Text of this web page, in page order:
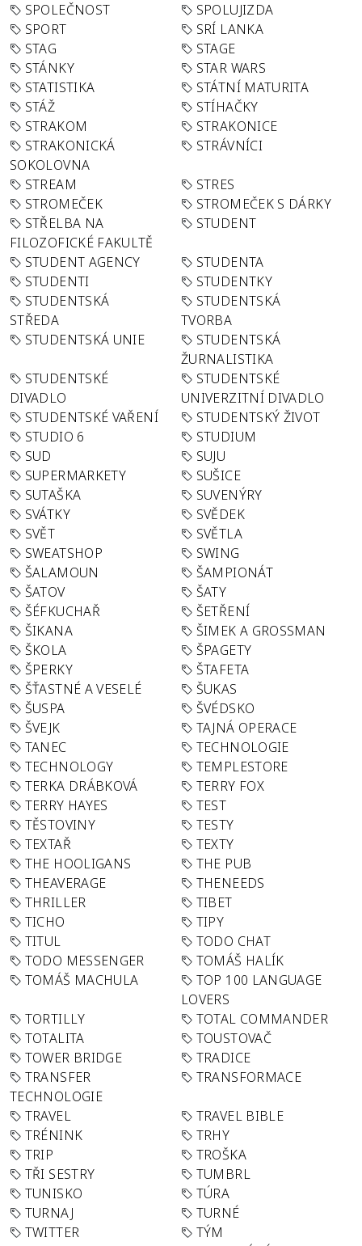
SPOLEČNOST
SPOLUJIZDA
SPORT
SRÍ LANKA
STAG
STAGE
STÁNKY
STAR WARS
STATISTIKA
STÁTNÍ MATURITA
STÁŽ
STÍHAČKY
STRAKOM
STRAKONICE
STRAKONICKÁ
SOKOLOVNA
STRÁVNÍCI
STREAM
STRES
STROMEČEK
STROMEČEK S DÁRKY
STŘELBA NA
FILOZOFICKÉ FAKULTĚ
STUDENT
STUDENT AGENCY
STUDENTA
STUDENTI
STUDENTKY
STUDENTSKÁ
STŘEDA
STUDENTSKÁ
TVORBA
STUDENTSKÁ UNIE
STUDENTSKÁ
ŽURNALISTIKA
STUDENTSKÉ
DIVADLO
STUDENTSKÉ
UNIVERZITNÍ DIVADLO
STUDENTSKÉ VAŘENÍ
STUDENTSKÝ ŽIVOT
STUDIO 6
STUDIUM
SUD
SUJU
SUPERMARKETY
SUŠICE
SUTAŠKA
SUVENÝRY
SVÁTKY
SVĚDEK
SVĚT
SVĚTLA
SWEATSHOP
SWING
ŠALAMOUN
ŠAMPIONÁT
ŠATOV
ŠATY
ŠÉFKUCHAŘ
ŠETŘENÍ
ŠIKANA
ŠIMEK A GROSSMAN
ŠKOLA
ŠPAGETY
ŠPERKY
ŠTAFETA
ŠŤASTNÉ A VESELÉ
ŠUKAS
ŠUSPA
ŠVÉDSKO
ŠVEJK
TAJNÁ OPERACE
TANEC
TECHNOLOGIE
TECHNOLOGY
TEMPLESTORE
TERKA DRÁBKOVÁ
TERRY FOX
TERRY HAYES
TEST
TĚSTOVINY
TESTY
TEXTAŘ
TEXTY
THE HOOLIGANS
THE PUB
THEAVERAGE
THENEEDS
THRILLER
TIBET
TICHO
TIPY
TITUL
TODO CHAT
TODO MESSENGER
TOMÁŠ HALÍK
TOMÁŠ MACHULA
TOP 100 LANGUAGE
LOVERS
TORTILLY
TOTAL COMMANDER
TOTALITA
TOUSTOVAČ
TOWER BRIDGE
TRADICE
TRANSFER
TECHNOLOGIE
TRANSFORMACE
TRAVEL
TRAVEL BIBLE
TRÉNINK
TRHY
TRIP
TROŠKA
TŘI SESTRY
TUMBRL
TUNISKO
TÚRA
TURNAJ
TURNÉ
TWITTER
TÝM